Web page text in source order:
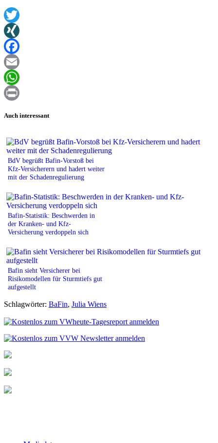
Twitter
XING
Facebook
Email
WhatsApp
Auch interessant
BdV begrüßt Bafin-Vorstoß bei
Kfz-Versicherern und hadert weiter
mit der Schadenregulierung
Bafin-Statistik: Beschwerden in
der Kranken- und Kfz-
Versicherung verdoppeln sich
Bafin sieht Versicherer bei
Risikomodellen für Sturmtiefs gut
aufgestellt
Schlagwörter: BaFin, Julia Wiens